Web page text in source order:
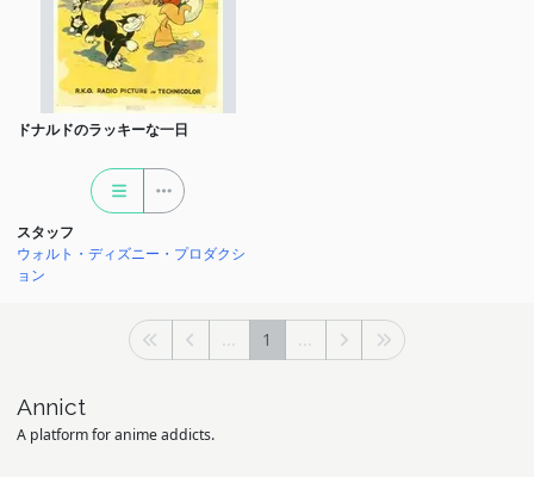
ドナルドのラッキーな一日
スタッフ
ウォルト・ディズニー・プロダクシ
ョン
... 1 ...
Annict
A platform for anime addicts.